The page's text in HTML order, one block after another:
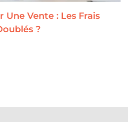
Vente : Les Frais
?